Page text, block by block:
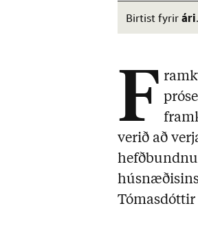
Birtist fyrirári.
F
verið að